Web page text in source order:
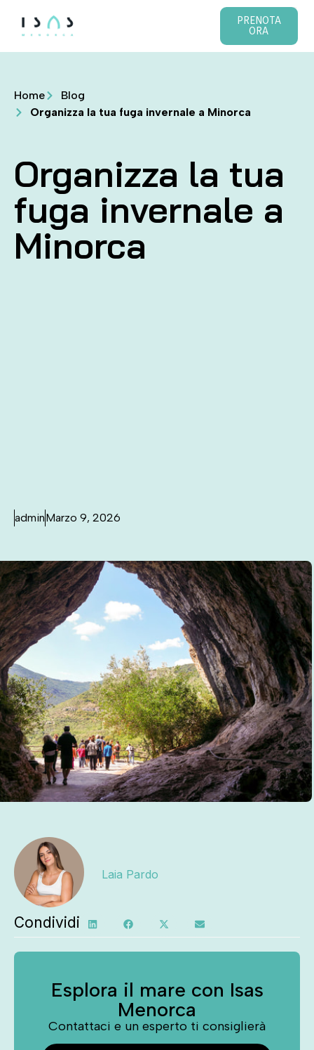
PRENOTA
ORA
Home
Blog
Organizza la tua fuga invernale a Minorca
Organizza la tua
fuga invernale a
Minorca
adminMarzo 9, 2026
Laia Pardo
Condividi
Esplora il mare con Isas
Menorca
Contattaci e un esperto ti consiglierà